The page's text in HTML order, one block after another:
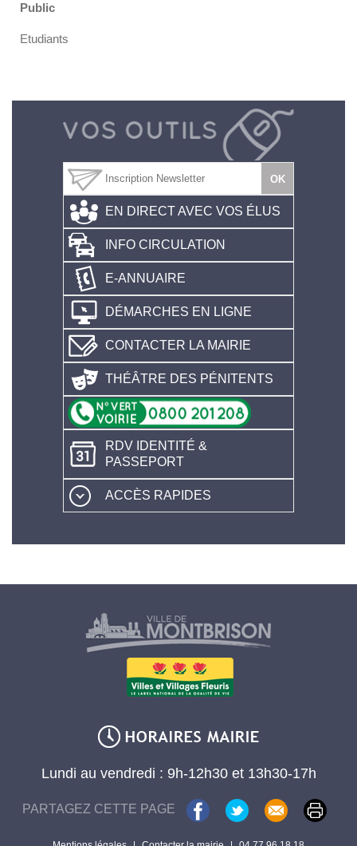
Public
Etudiants
EN DIRECT AVEC VOS ÉLUS
INFO CIRCULATION
E-ANNUAIRE
DÉMARCHES EN LIGNE
CONTACTER LA MAIRIE
THÉÂTRE DES PÉNITENTS
RDV IDENTITÉ &
PASSEPORT
ACCÈS RAPIDES
Lundi au vendredi : 9h-12h30 et 13h30-17h
PARTAGEZ CETTE PAGE